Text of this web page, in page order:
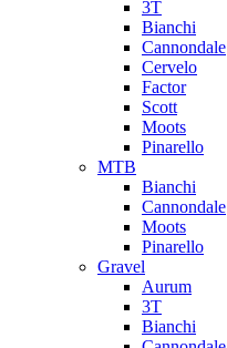
3T
Bianchi
Cannondale
Cervelo
Factor
Scott
Moots
Pinarello
MTB
Bianchi
Cannondale
Moots
Pinarello
Gravel
Aurum
3T
Bianchi